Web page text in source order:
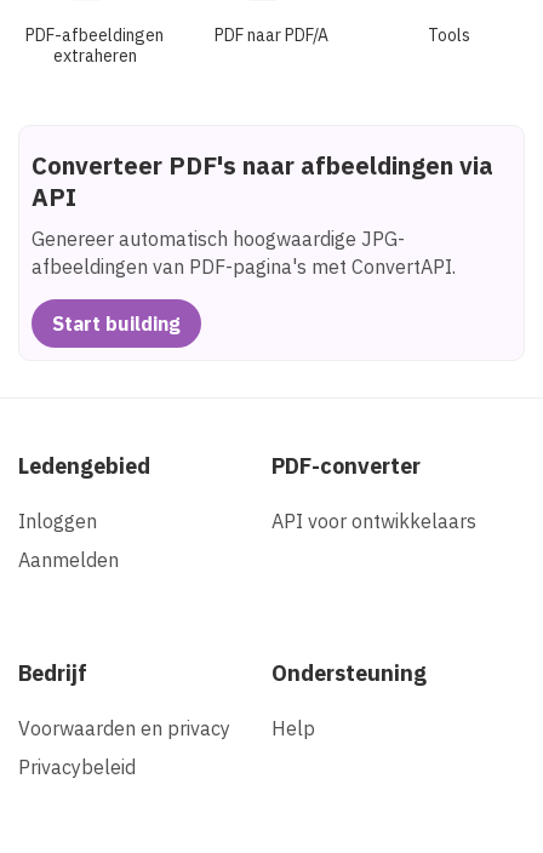
PDF-afbeeldingen
extraheren
PDF naar PDF/A Tools
Converteer PDF's naar afbeeldingen via
API
Genereer automatisch hoogwaardige JPG-
afbeeldingen van PDF-pagina's met ConvertAPI.
Start building
Ledengebied
Inloggen
Aanmelden
PDF-converter
API voor ontwikkelaars
Bedrijf
Voorwaarden en privacy
Privacybeleid
Ondersteuning
Help